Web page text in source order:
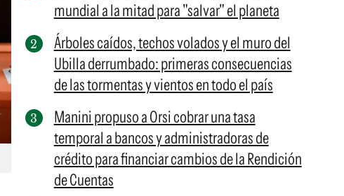
mundial a la mitad para "salvar" el planeta
Árboles caídos, techos volados y el muro del
Ubilla derrumbado: primeras consecuencias
de las tormentas y vientos en todo el país
Manini propuso a Orsi cobrar una tasa
temporal a bancos y administradoras de
crédito para financiar cambios de la Rendición
de Cuentas